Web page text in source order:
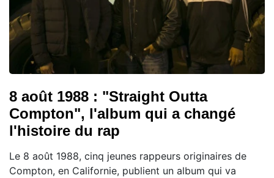
8 août 1988 : "Straight Outta
Compton", l'album qui a changé
l'histoire du rap
Le 8 août 1988, cinq jeunes rappeurs originaires de
Compton, en Californie, publient un album qui va